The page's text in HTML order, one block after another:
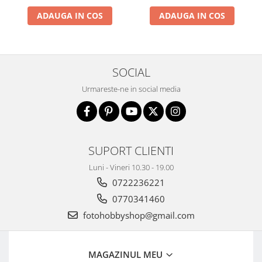
ADAUGA IN COS ADAUGA IN COS
SOCIAL
Urmareste-ne in social media
SUPORT CLIENTI
Luni - Vineri 10.30 - 19.00
0722236221
0770341460
fotohobbyshop@gmail.com
MAGAZINUL MEU